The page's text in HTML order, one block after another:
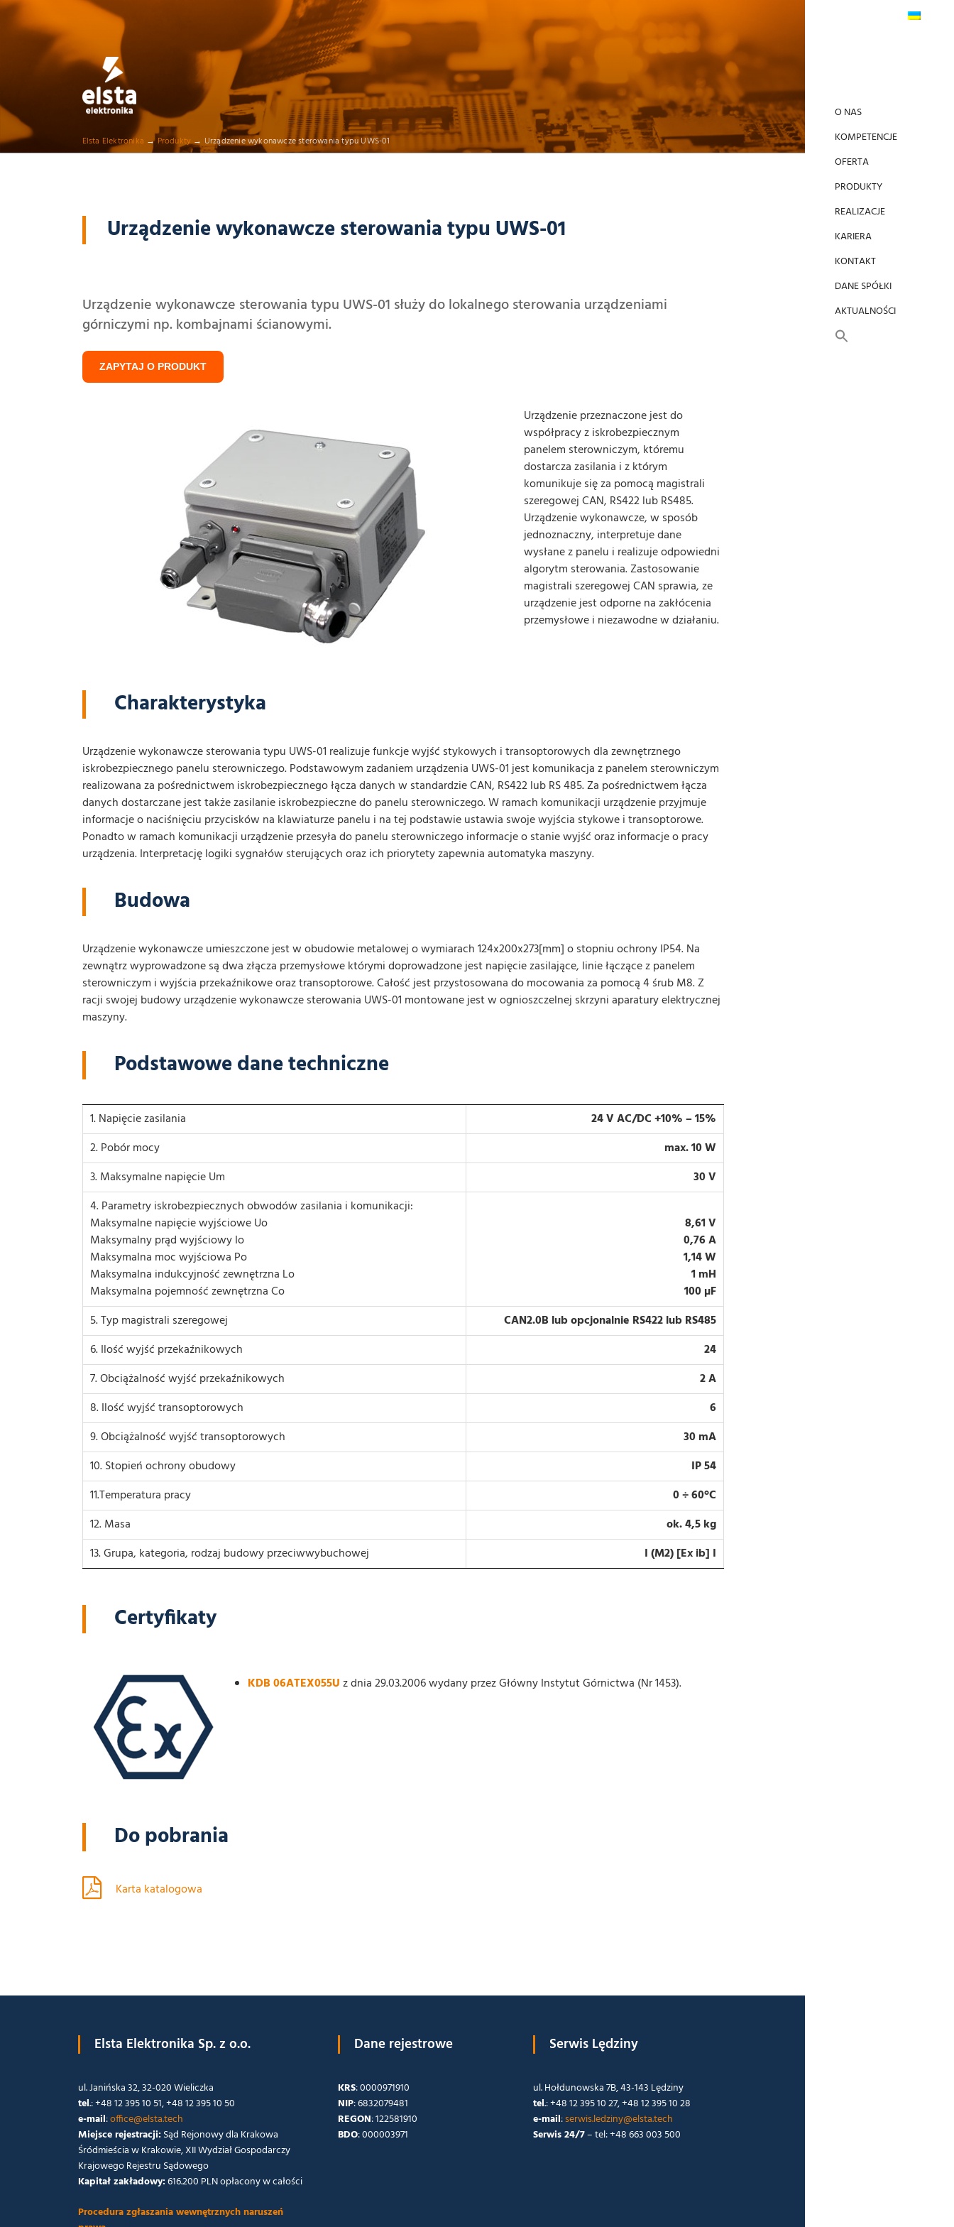
ELSTA ELEKTRONIKA
Profesjonalna elektronika przemysłowa
O NAS
KOMPETENCJE
OFERTA
PRODUKTY
REALIZACJE
KARIERA
KONTAKT
DANE SPÓŁKI
AKTUALNOŚCI
Elsta Elektronika → Produkty→ Urządzenie wykonawcze sterowania typu UWS-01
Urządzenie wykonawcze sterowania typu UWS-01
Urządzenie wykonawcze sterowania typu UWS-01 służy do lokalnego sterowania urządzeniami
górniczymi np. kombajnami ścianowymi.
ZAPYTAJ O PRODUKT
Urządzenie przeznaczone jest do
współpracy z iskrobezpiecznym
panelem sterowniczym, któremu
dostarcza zasilania i z którym
komunikuje się za pomocą magistrali
szeregowej CAN, RS422 lub RS485.
Urządzenie wykonawcze, w sposób
jednoznaczny, interpretuje dane
wysłane z panelu i realizuje odpowiedni
algorytm sterowania. Zastosowanie
magistrali szeregowej CAN sprawia, ze
urządzenie jest odporne na zakłócenia
przemysłowe i niezawodne w działaniu.
Charakterystyka
Urządzenie wykonawcze sterowania typu UWS-01 realizuje funkcje wyjść stykowych i transoptorowych dla zewnętrznego
iskrobezpiecznego panelu sterowniczego. Podstawowym zadaniem urządzenia UWS-01 jest komunikacja z panelem sterowniczym
realizowana za pośrednictwem iskrobezpiecznego łącza danych w standardzie CAN, RS422 lub RS 485. Za pośrednictwem łącza
danych dostarczane jest także zasilanie iskrobezpieczne do panelu sterowniczego. W ramach komunikacji urządzenie przyjmuje
informacje o naciśnięciu przycisków na klawiaturze panelu i na tej podstawie ustawia swoje wyjścia stykowe i transoptorowe.
Ponadto w ramach komunikacji urządzenie przesyła do panelu sterowniczego informacje o stanie wyjść oraz informacje o pracy
urządzenia. Interpretację logiki sygnałów sterujących oraz ich priorytety zapewnia automatyka maszyny.
Budowa
Urządzenie wykonawcze umieszczone jest w obudowie metalowej o wymiarach 124x200x273[mm] o stopniu ochrony IP54. Na
zewnątrz wyprowadzone są dwa złącza przemysłowe którymi doprowadzone jest napięcie zasilające, linie łączące z panelem
sterowniczym i wyjścia przekaźnikowe oraz transoptorowe. Całość jest przystosowana do mocowania za pomocą 4 śrub M8. Z
racji swojej budowy urządzenie wykonawcze sterowania UWS-01 montowane jest w ognioszczelnej skrzyni aparatury elektrycznej
maszyny.
Podstawowe dane techniczne
1. Napięcie zasilania
24 V AC/DC +10% – 15%
2. Pobór mocy
max. 10 W
3. Maksymalne napięcie Um
30 V
4. Parametry iskrobezpiecznych obwodów zasilania i komunikacji:
Maksymalne napięcie wyjściowe Uo
Maksymalny prąd wyjściowy Io
Maksymalna moc wyjściowa Po
Maksymalna indukcyjność zewnętrzna Lo
Maksymalna pojemność zewnętrzna Co
8,61 V
0,76 A
1,14 W
1 mH
100 µF
5. Typ magistrali szeregowej
CAN2.0B lub opcjonalnie RS422 lub RS485
6. Ilość wyjść przekaźnikowych
24
7. Obciążalność wyjść przekaźnikowych
2 A
8. Ilość wyjść transoptorowych
6
9. Obciążalność wyjść transoptorowych
30 mA
10. Stopień ochrony obudowy
IP 54
11.Temperatura pracy
0 ÷ 60°C
12. Masa
ok. 4,5 kg
13. Grupa, kategoria, rodzaj budowy przeciwwybuchowej
I (M2) [Ex ib] I
Certyfikaty
KDB 06ATEX055Uz dnia 29.03.2006 wydany przez Główny Instytut Górnictwa (Nr 1453).
Do pobrania
Karta katalogowa
Elsta Elektronika Sp. z o.o.
ul. Janińska 32, 32-020 Wieliczka
tel.: +48 12 395 10 51, +48 12 395 10 50
e-mail:office@elsta.tech
Miejsce rejestracji:Sąd Rejonowy dla Krakowa
Śródmieścia w Krakowie, XII Wydział Gospodarczy
Krajowego Rejestru Sądowego
Kapitał zakładowy:616.200 PLN opłacony w całości
Procedura zgłaszania wewnętrznych naruszeń
Serwis Lędziny
ul. Hołdunowska 7B, 43-143 Lędziny
tel.: +48 12 395 10 27, +48 12 395 10 28
e-mail:serwis.ledziny@elsta.tech
Serwis 24/7– tel: +48 663 003 500
Dane rejestrowe
KRS: 0000971910
NIP: 6832079481
REGON: 122581910
BDO: 000003971